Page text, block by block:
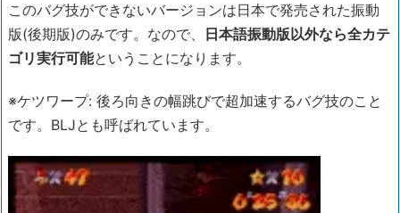
このバグ技ができないバージョンは日本で発売された振動
版(後期版)のみです。なので、
日本語振動版以外なら全カテ
ゴリ実行可能ということになります。
※ケツワープ: 後ろ向きの幅跳びで超加速するバグ技のこと
です。BLJとも呼ばれています。